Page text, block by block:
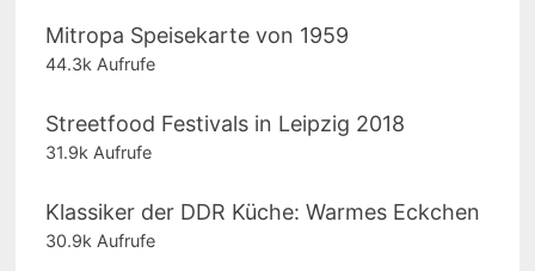
Mitropa Speisekarte von 1959
44.3k Aufrufe
Streetfood Festivals in Leipzig 2018
31.9k Aufrufe
Klassiker der DDR Küche: Warmes Eckchen
30.9k Aufrufe